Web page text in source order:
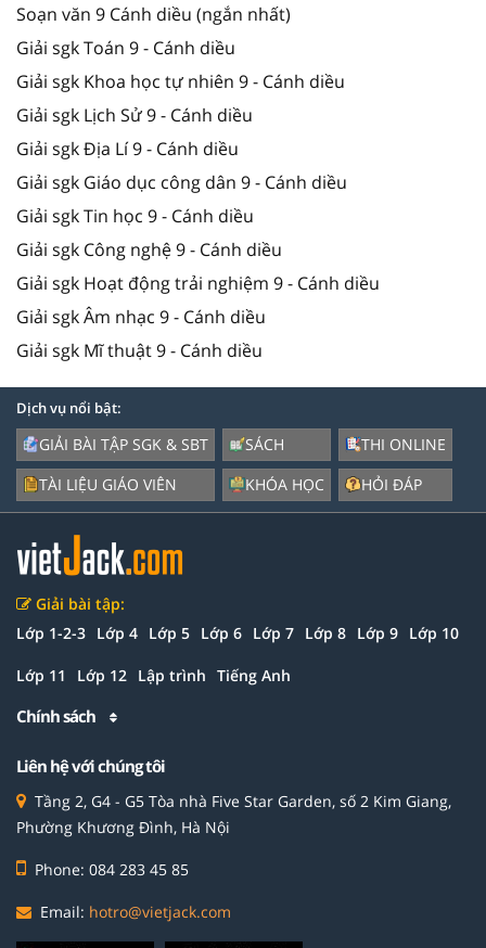
Soạn văn 9 Cánh diều (ngắn nhất)
Giải sgk Toán 9 - Cánh diều
Giải sgk Khoa học tự nhiên 9 - Cánh diều
Giải sgk Lịch Sử 9 - Cánh diều
Giải sgk Địa Lí 9 - Cánh diều
Giải sgk Giáo dục công dân 9 - Cánh diều
Giải sgk Tin học 9 - Cánh diều
Giải sgk Công nghệ 9 - Cánh diều
Giải sgk Hoạt động trải nghiệm 9 - Cánh diều
Giải sgk Âm nhạc 9 - Cánh diều
Giải sgk Mĩ thuật 9 - Cánh diều
Dịch vụ nổi bật:
GIẢI BÀI TẬP SGK & SBT
TÀI LIỆU GIÁO VIÊN
SÁCH
KHÓA HỌC
THI ONLINE
HỎI ĐÁP
Giải bài tập:
Lớp 1-2-3 Lớp 4 Lớp 5 Lớp 6 Lớp 7 Lớp 8 Lớp 9 Lớp 10
Lớp 11 Lớp 12 Lập trình Tiếng Anh
Chính sách
Liên hệ với chúng tôi
Tầng 2, G4 - G5 Tòa nhà Five Star Garden, số 2 Kim Giang,
Phường Khương Đình, Hà Nội
Phone: 084 283 45 85
Email: hotro@vietjack.com